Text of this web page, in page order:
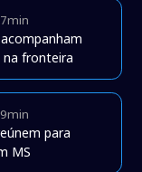
fronteira
para
MS